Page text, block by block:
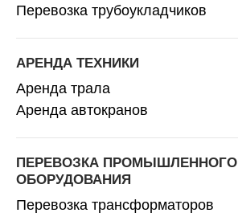
Перевозка трубоукладчиков
АРЕНДА ТЕХНИКИ
Аренда трала
Аренда автокранов
ПЕРЕВОЗКА ПРОМЫШЛЕННОГО
ОБОРУДОВАНИЯ
Перевозка трансформаторов